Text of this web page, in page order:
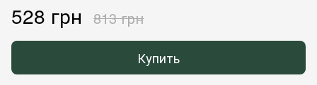
528 грн 813 грн
Купить